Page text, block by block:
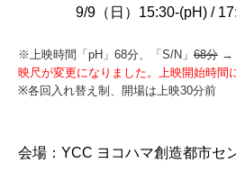
9/9（日）15:30-(pH) /
※上映時間「pH」68分、「S/N」 68分 →
映尺が変更になりました。上映開始時間
※各回入れ替え制、開場は上映30分前
会場：YCC ヨコハマ創造都市セ